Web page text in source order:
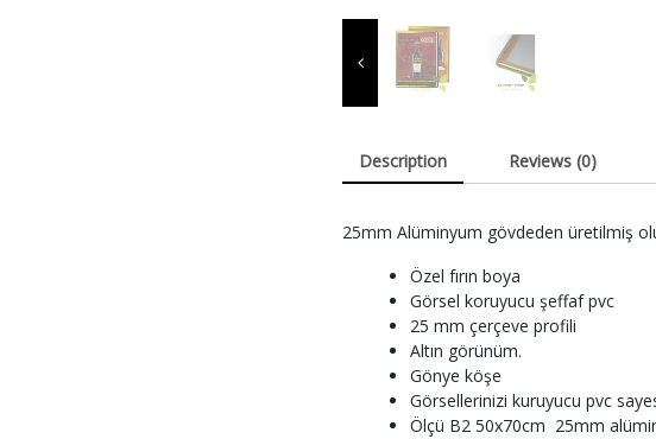
Description Reviews (0)
25mm Alüminyum gövdeden üretilmiş
Özel fırın boya
Görsel koruyucu şeffaf pvc
25 mm çerçeve profili
Altın görünüm.
Gönye köşe
Görsellerinizi kuruyucu pvc
Ölçü B2 50x70cm 25mm